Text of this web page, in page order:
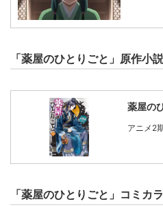
「薬屋のひとりごと」原作小説
薬屋の
アニメ2
「薬屋のひとりごと」コミカ